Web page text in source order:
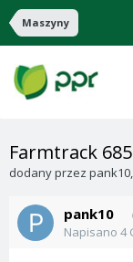
Maszyny
Farmtrack
dodany przez pank10,
pank10
Napisano 4